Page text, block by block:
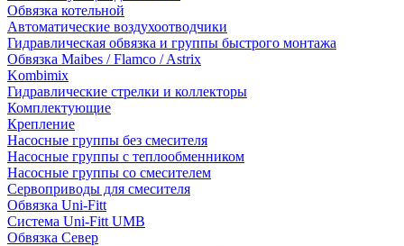
Обвязка котельной
Автоматические воздухоотводчики
Гидравлическая обвязка и группы быстрого монтажа
Обвязка Maibes / Flamco / Astrix
Kombimix
Гидравлические стрелки и коллекторы
Комплектующие
Крепление
Насосные группы без смесителя
Насосные группы с теплообменником
Насосные группы со смесителем
Сервоприводы для смесителя
Обвязка Uni-Fitt
Система Uni-Fitt UMB
Обвязка Север